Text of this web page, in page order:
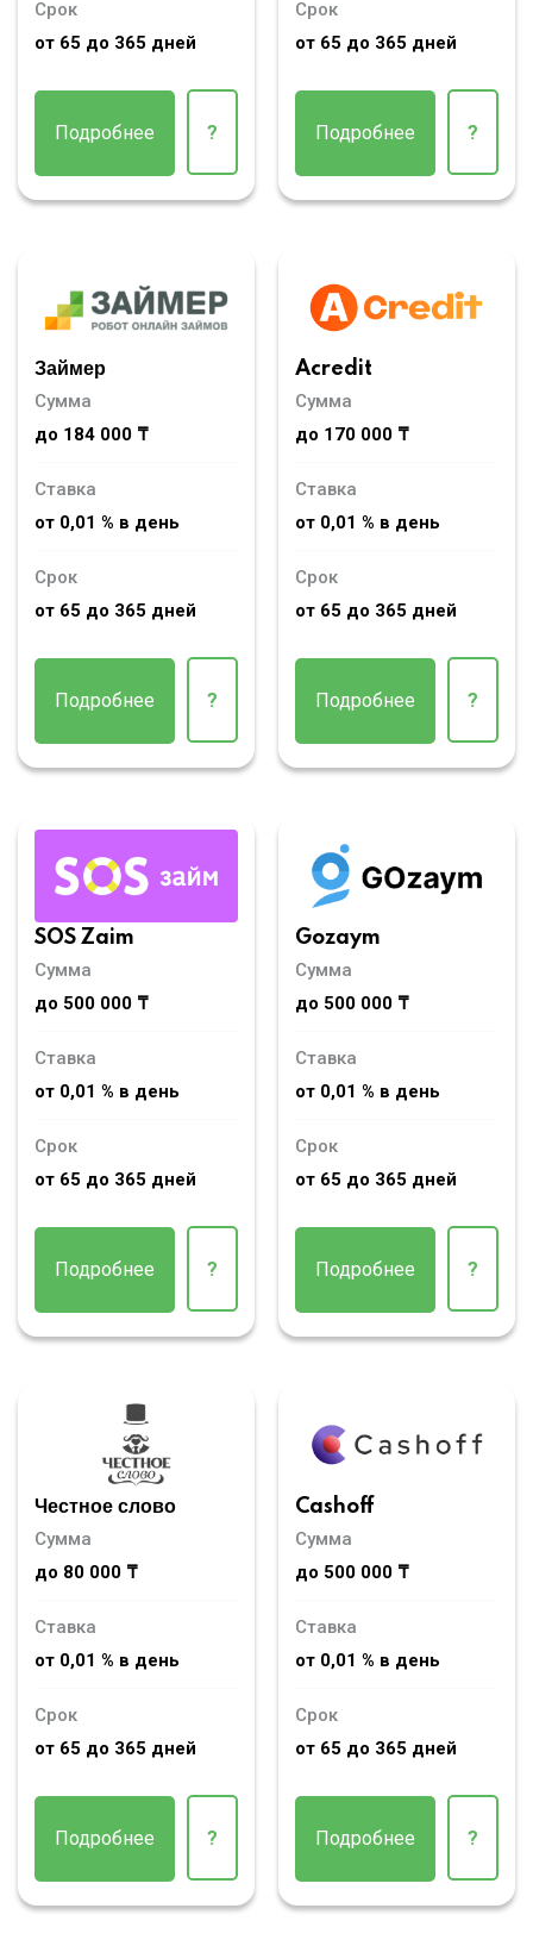
Срок
от 65 до 365 дней
Подробнее ?
Срок
от 65 до 365 дней
Подробнее ?
Займер
Сумма
до 184 000 ₸
Ставка
от 0,01 % в день
Срок
от 65 до 365 дней
Подробнее ?
Acredit
Сумма
до 170 000 ₸
Ставка
от 0,01 % в день
Срок
от 65 до 365 дней
Подробнее ?
SOS Zaim
Сумма
до 500 000 ₸
Ставка
от 0,01 % в день
Срок
от 65 до 365 дней
Подробнее ?
Gozaym
Сумма
до 500 000 ₸
Ставка
от 0,01 % в день
Срок
от 65 до 365 дней
Подробнее ?
Честное слово
Сумма
до 80 000 ₸
Ставка
от 0,01 % в день
Срок
от 65 до 365 дней
Подробнее ?
Cashoff
Сумма
до 500 000 ₸
Ставка
от 0,01 % в день
Срок
от 65 до 365 дней
Подробнее ?